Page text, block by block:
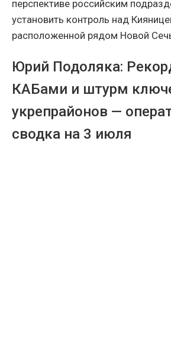
перспективе российским
установить контроль над
расположенной рядом Новой
Юрий Подоляка:
КАБами и штурм
укрепрайонов —
сводка на 3 июля